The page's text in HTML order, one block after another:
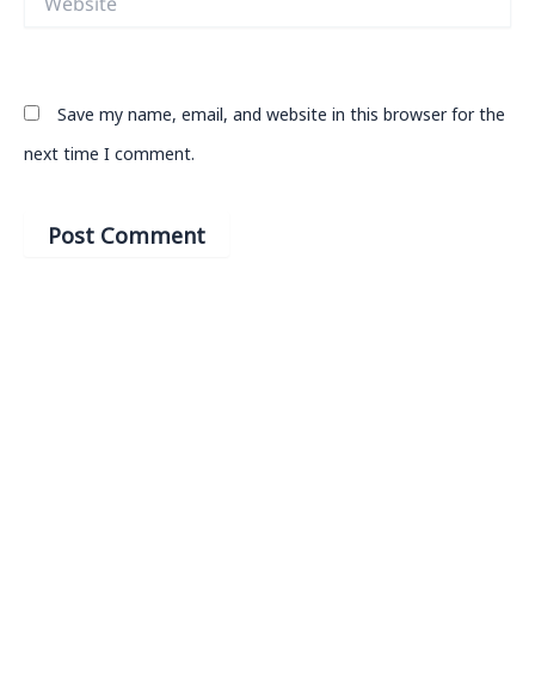
Save my name, email, and website in this browser for the
next time I comment.